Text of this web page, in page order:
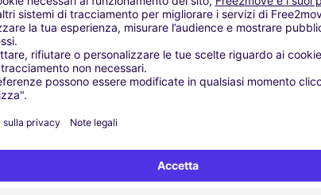
Agenzie simili
TRADATE (C)